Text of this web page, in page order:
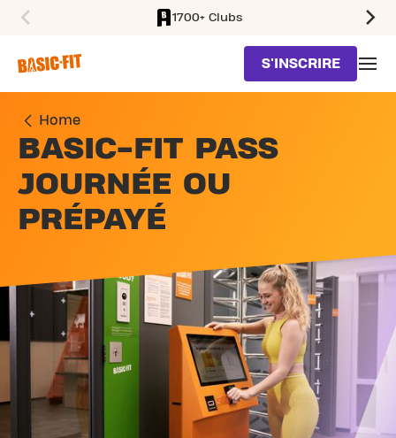
1700+ Clubs
S'INSCRIRE
Home
BASIC-FIT PASS
JOURNÉE OU
PRÉPAYÉ